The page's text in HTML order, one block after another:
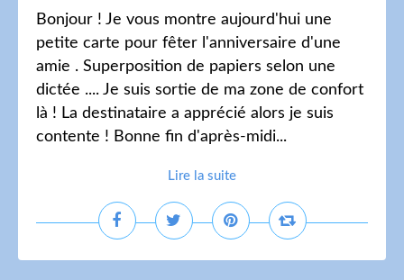
Bonjour ! Je vous montre aujourd'hui une
petite carte pour fêter l'anniversaire d'une
amie . Superposition de papiers selon une
dictée .... Je suis sortie de ma zone de confort
là ! La destinataire a apprécié alors je suis
contente ! Bonne fin d'après-midi...
Lire la suite